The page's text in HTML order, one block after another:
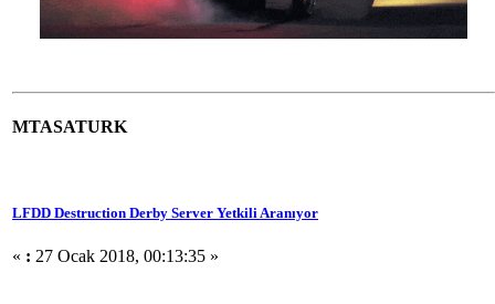
MTASATURK
LFDD Destruction Derby Server Yetkili Aranıyor
« : 27 Ocak 2018, 00:13:35 »